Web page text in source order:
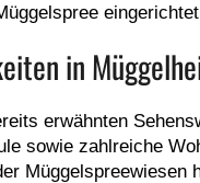
in
erwähnten
sowie zahlreiche
Müggelspreewiesen